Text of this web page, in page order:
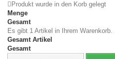
Produkt wurde in den Korb gelegt
Menge
Gesamt
Es gibt 1 Artikel in Ihrem Warenkorb.
Gesamt Artikel
Gesamt